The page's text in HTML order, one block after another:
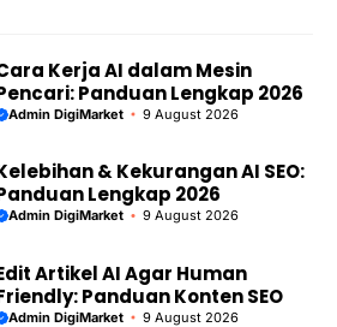
Kerja AI dalam Mesin
Panduan Lengkap 2026
Admin DigiMarket 9 August 2026
& Kekurangan AI SEO:
Lengkap 2026
Admin DigiMarket 9 August 2026
Artikel AI Agar Human
Panduan Konten SEO
Admin DigiMarket 9 August 2026